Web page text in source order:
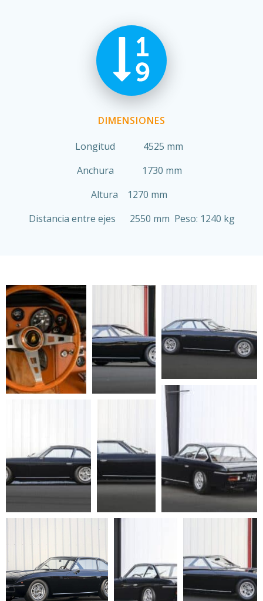
DIMENSIONES
Longitud 4525 mm
Anchura 1730 mm
Altura 1270 mm
Distancia entre ejes 2550 mm Peso: 1240 kg